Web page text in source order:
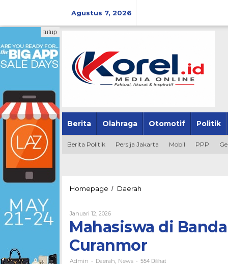
Agustus 7, 2026
Berita Olahraga Otomotif Politik
Berita Politik Persija Jakarta Mobil PPP
tutup
Homepage / Daerah
Terlibat
Sindikat
Curanmor
Januari 12, 2026Oleh
Admin
Mahasiswa di
Curanmor
Admin - Daerah News - 554 Dilihat